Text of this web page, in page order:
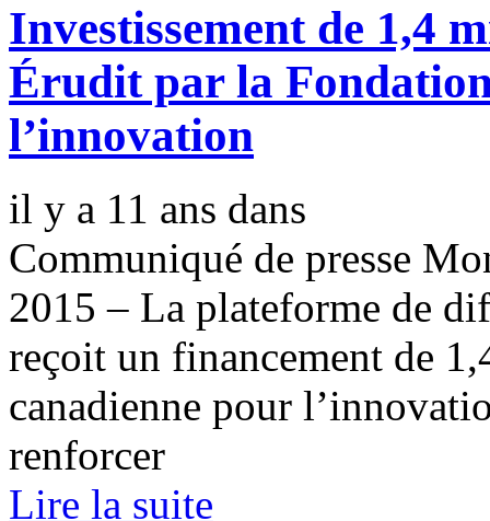
Investissement de 1,4
Érudit par la
l’innovation
il y a 11 ans dans
Communiqué de presse
2015 – La plateforme de
reçoit un financement de
canadienne pour
renforcer
Lire la suite